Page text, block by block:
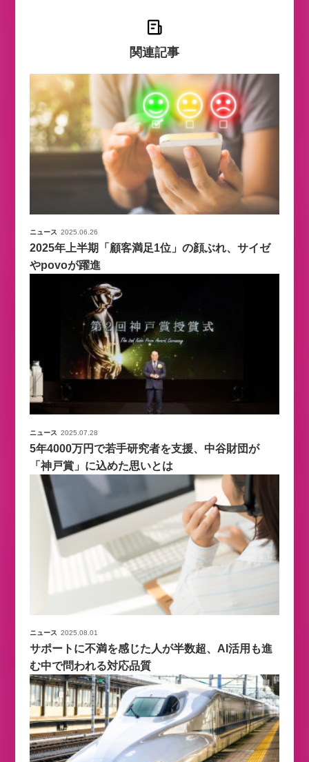
関連記事
ニュース 2025.06.26
2025年上半期「顧客満足1位」の顔ぶれ、サイゼ
やpovoが躍進
ニュース 2025.07.28
5年4000万円で若手研究者を支援、中谷財団が
「神戸賞」に込めた思いとは
ニュース 2025.08.01
サポートに不満を感じた人が半数超、AI活用も進
む中で問われる対応品質